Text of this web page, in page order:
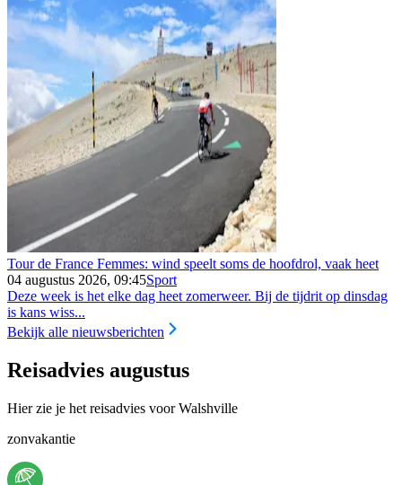
Tour de France Femmes: wind speelt soms de hoofdrol, vaak heet
04 augustus 2026, 09:45Sport
Deze week is het elke dag heet zomerweer. Bij de tijdrit op dinsdag
is kans wiss...
Bekijk alle nieuwsberichten
Reisadvies augustus
Hier zie je het reisadvies voor Walshville
zonvakantie